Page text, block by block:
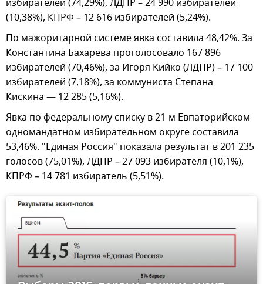
(10,38%), КПРФ – 12 616 избирателей (5,24%).
По мажоритарной системе явка составила 48,42%. За
Константина Бахарева проголосовало 167 896
избирателей (70,46%), за Игоря Кийко (ЛДПР) – 17 100
избирателей (7,18%), за коммуниста Степана
Кискина — 12 285 (5,16%).
Явка по федеральному списку в 21-м Евпаторийском
одномандатном избирательном округе составила
53,46%. "Единая Россия" показала результат в 201 235
голосов (75,01%), ЛДПР – 27 093 избирателя (10,1%),
КПРФ – 14 781 избиратель (5,51%).